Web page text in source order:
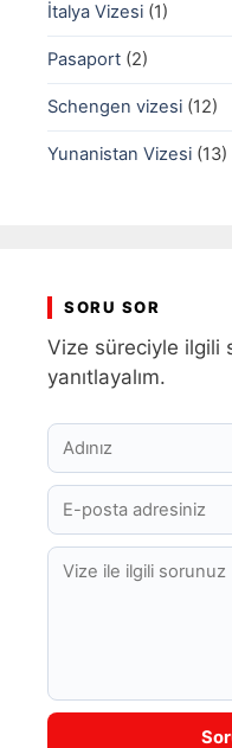
İtalya Vizesi (1)
Pasaport (2)
Schengen vizesi (12)
Yunanistan Vizesi (13)
SORU SOR
Vize süreciyle ilgili
yanıtlayalım.